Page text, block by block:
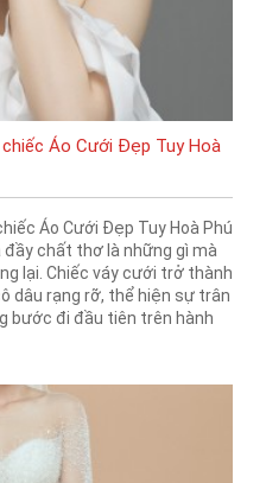
Áo Cưới Đẹp Tuy Hoà
Áo Cưới Đẹp Tuy Hoà Phú
đầy chất thơ là những gì mà
lại. Chiếc váy cưới trở thành
dâu rạng rỡ, thể hiện sự trân
bước đi đầu tiên trên hành